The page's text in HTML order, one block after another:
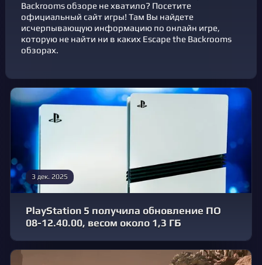
Backrooms обзоре не хватило? Посетите
официальный сайт игры! Там Вы найдете
исчерпывающую информацию по онлайн игре,
которую не найти ни в каких Escape the Backrooms
обзорах.
3 дек. 2025
PlayStation 5 получила обновление ПО
08-12.40.00, весом около 1,3 ГБ